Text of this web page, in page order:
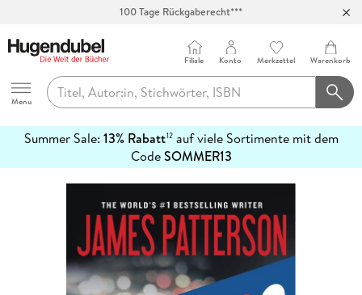
Hugendubel
Menu
Filiale Konto Merkzettel Warenkorb
Summer Sale: 13% Rabatt12auf viele Sortimente mit dem
CodeSOMMER13
erfahren